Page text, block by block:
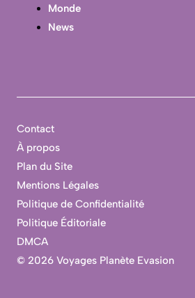
Monde
News
© 2026 Voyages Planète Evasion
Contact
À propos
Plan du Site
Mentions Légales
Politique de Confidentialité
Politique Éditoriale
DMCA